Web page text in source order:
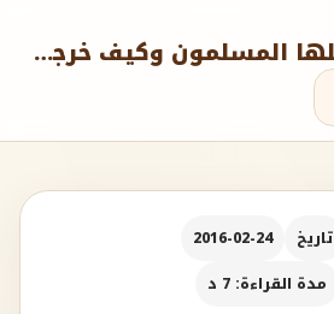
الأندلس كيف دخلها المسلمون وكيف خرجوا منها؟
تاريخ
2016-02-24
مدة القراءة: 7 د